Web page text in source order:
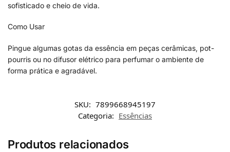
sofisticado e cheio de vida.
Como Usar
Pingue algumas gotas da essência em peças cerâmicas, pot-
pourris ou no difusor elétrico para perfumar o ambiente de
forma prática e agradável.
SKU: 7899668945197
Categoria: Essências
Produtos relacionados